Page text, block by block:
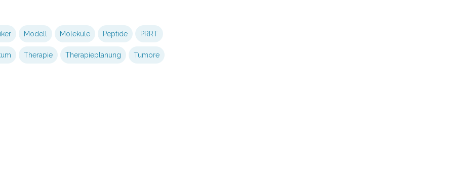
Modell Moleküle Peptide PRRT
Therapie Therapieplanung Tumore